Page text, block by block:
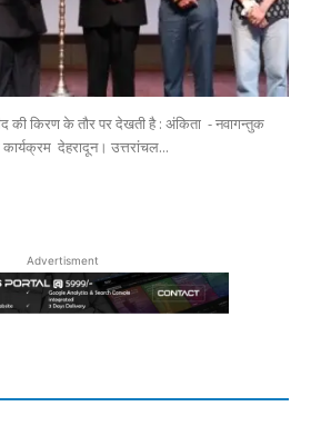
की किरण के तौर पर देखती है : अंकिता - नवागन्तुक
देहरादून। उत्तरांचल...
Advertisment